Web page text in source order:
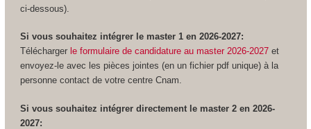
ci-dessous).
Si vous souhaitez intégrer le master 1 en 2026-2027:
Téléchargerle formulaire de candidature au master 2026-2027et
envoyez-le avec les pièces jointes (en un fichier pdf unique) à la
personne contact de votre centre Cnam.
Si vous souhaitez intégrer directement le master 2 en 2026-
2027: